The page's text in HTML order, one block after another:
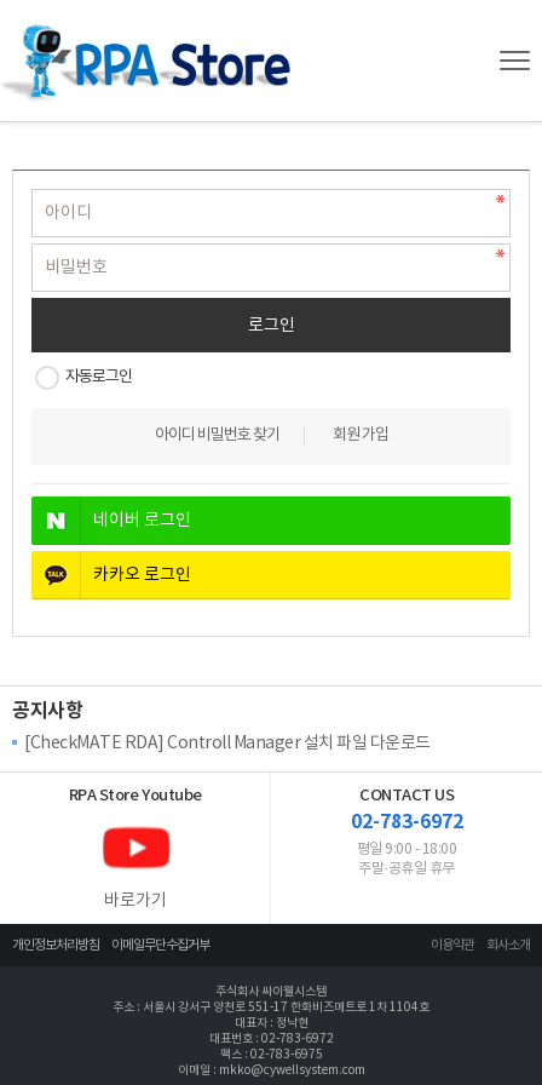
자동로그인
아이디 비밀번호 찾기 회원 가입
네이버 로그인
카카오로그인
공지사항
[CheckMATE RDA] Controll Manager 설치 파일 다운로드
RPA StoreYoutube
바로가기
CONTACT US
02-783-6972
평일 9:00 - 18:00
주말·공휴일 휴무
개인정보처리방침 이메일무단수집거부 이용약관 회사소개
주식회사 싸이웰시스템
주소 : 서울시 강서구 양천로 551-17 한화비즈메트로 1차 1104호
대표자 : 정낙현
대표번호 : 02-783-6972
팩스 : 02-783-6975
이메일 : mkko@cywellsystem.com